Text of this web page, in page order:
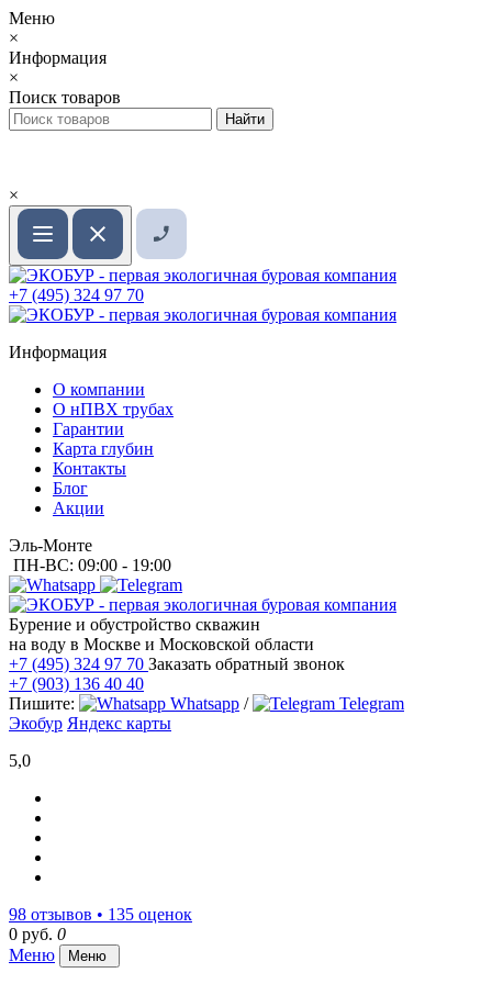
Меню
×
Информация
×
Поиск товаров
×
+7 (495) 324 97 70
Информация
О компании
О нПВХ трубах
Гарантии
Карта глубин
Контакты
Блог
Акции
Эль-Монте
ПН-ВС: 09:00 - 19:00
Бурение и обустройство скважин
на воду в Москве и Московской области
+7 (495) 324 97 70 Заказать обратный звонок
+7 (903) 136 40 40
Пишите:
Whatsapp /
Telegram
Экобур Яндекс карты
5,0
98 отзывов • 135 оценок
0 руб. 0
Меню
Меню